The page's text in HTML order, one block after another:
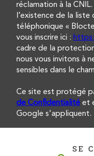
réclamation à la
l’existence de la
téléphonique «
vous inscrire ici :
cadre de la
nous vous invitons à
sensibles dans le
Ce site est protégé
de Confidentialité et
Google s'appliquent.
SE